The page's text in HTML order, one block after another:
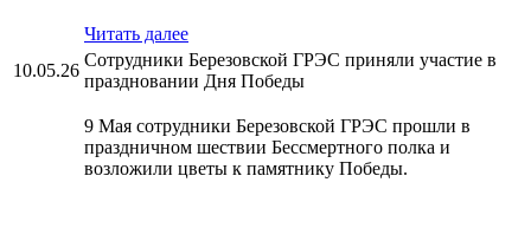
Читать далее
10.05.26
Сотрудники Березовской ГРЭС приняли участие в
праздновании Дня Победы
9 Мая сотрудники Березовской ГРЭС прошли в
праздничном шествии Бессмертного полка и
возложили цветы к памятнику Победы.